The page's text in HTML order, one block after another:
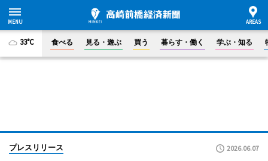
33°C 食べる 見る・遊ぶ 買う 暮らす・働く 学ぶ・知る
プレスリリース 2026.06.07